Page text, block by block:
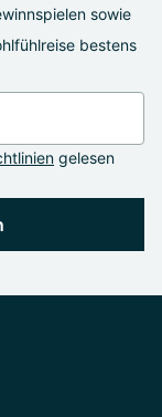
sowie
bestens
gelesen